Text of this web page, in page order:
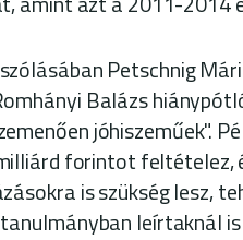
Petschnig
Balázs
jóhiszeműek".
forintot feltételez,
is szükség lesz,
leírtaknál